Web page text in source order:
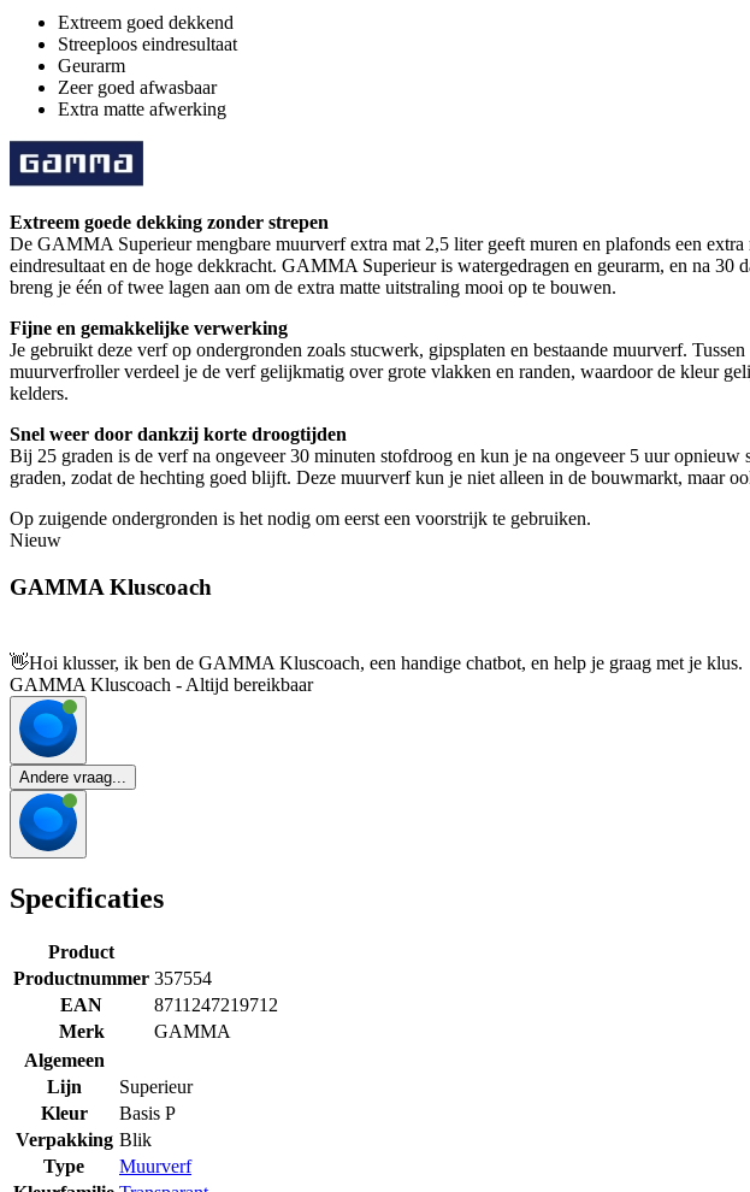
Extreem goed dekkend
Streeploos eindresultaat
Geurarm
Zeer goed afwasbaar
Extra matte afwerking
Extreem goede dekking zonder strepen
De GAMMA Superieur mengbare muurverf extra mat 2,5 liter geeft muren en plafonds een
eindresultaat en de hoge dekkracht. GAMMA Superieur is watergedragen en geurarm, en na
breng je één of twee lagen aan om de extra matte uitstraling mooi op te bouwen.
Fijne en gemakkelijke verwerking
Je gebruikt deze verf op ondergronden zoals stucwerk, gipsplaten en bestaande muurverf.
muurverfroller verdeel je de verf gelijkmatig over grote vlakken en randen, waardoor de kleur
kelders.
Snel weer door dankzij korte droogtijden
Bij 25 graden is de verf na ongeveer 30 minuten stofdroog en kun je na ongeveer 5 uur
graden, zodat de hechting goed blijft. Deze muurverf kun je niet alleen in de bouwmarkt, maar
Op zuigende ondergronden is het nodig om eerst een voorstrijk te gebruiken.
Nieuw
GAMMA Kluscoach
👋Hoi klusser, ik ben de GAMMA Kluscoach, een handige chatbot, en help je graag met je klus.
GAMMA Kluscoach - Altijd bereikbaar
Andere vraag...
Specificaties
Product
Productnummer 357554
EAN
8711247219712
Merk
GAMMA
Algemeen
Lijn
Superieur
Kleur
Basis P
Verpakking Blik
Type
Muurverf